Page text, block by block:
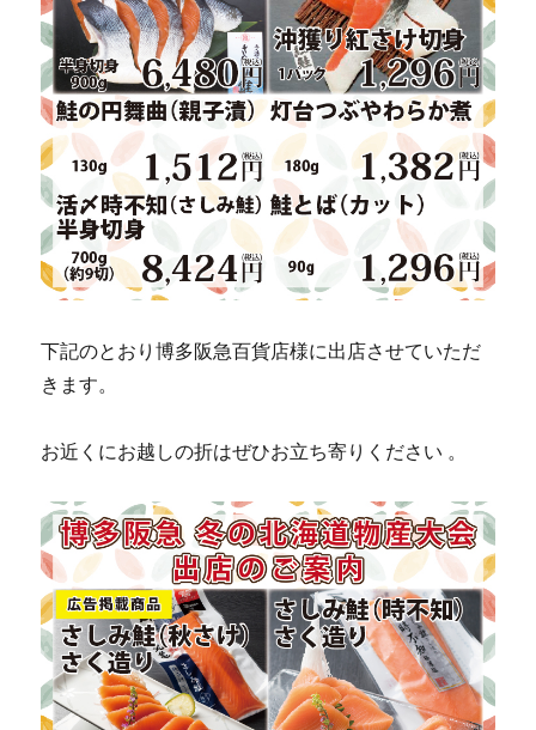
下記のとおり博多阪急百貨店様に出店させていただ
きます。
お近くにお越しの折はぜひお立ち寄りください 。